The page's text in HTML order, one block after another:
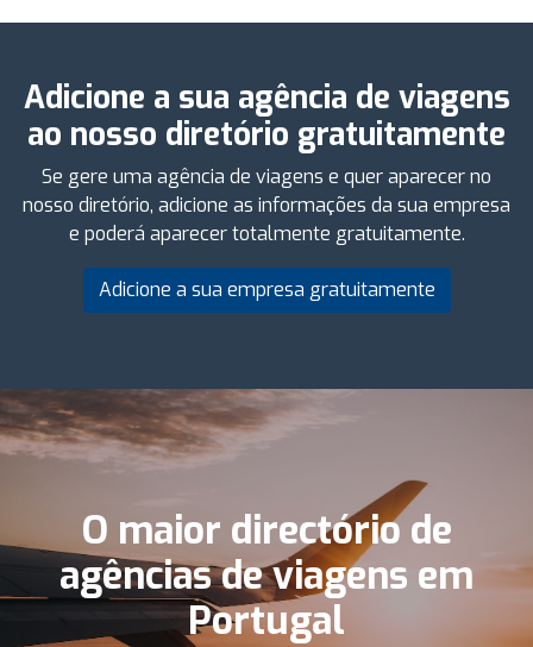
Adicione a sua agência de viagens
ao nosso diretório gratuitamente
Se gere uma agência de viagens e quer aparecer no
nosso diretório, adicione as informações da sua empresa
e poderá aparecer totalmente gratuitamente.
Adicione a sua empresa gratuitamente
O maior directório de
agências de viagens em
Portugal